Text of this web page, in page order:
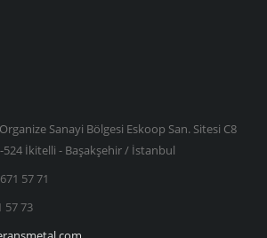
Sanayi Bölgesi Eskoop San. Sitesi C8
524 İkitelli - Başakşehir / İstanbul
57 71
57 73